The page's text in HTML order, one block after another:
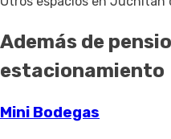
Además de
estacionamiento
Mini Bodegas